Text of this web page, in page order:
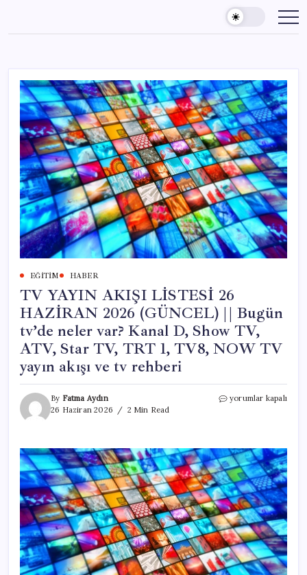
content
EĞITIM HABER
TV YAYIN AKIŞI LİSTESİ 26
HAZİRAN 2026 (GÜNCEL) || Bugün
tv’de neler var? Kanal D, Show TV,
ATV, Star TV, TRT 1, TV8, NOW TV
yayın akışı ve tv rehberi
By Fatma Aydın
26 Haziran 2026
2 Min Read
TV
HAZİRAN
2026
(GÜNCEL)
||
Bugün
tv’de
neler
var?
Kanal
D,
Show
yorumlar kapalı